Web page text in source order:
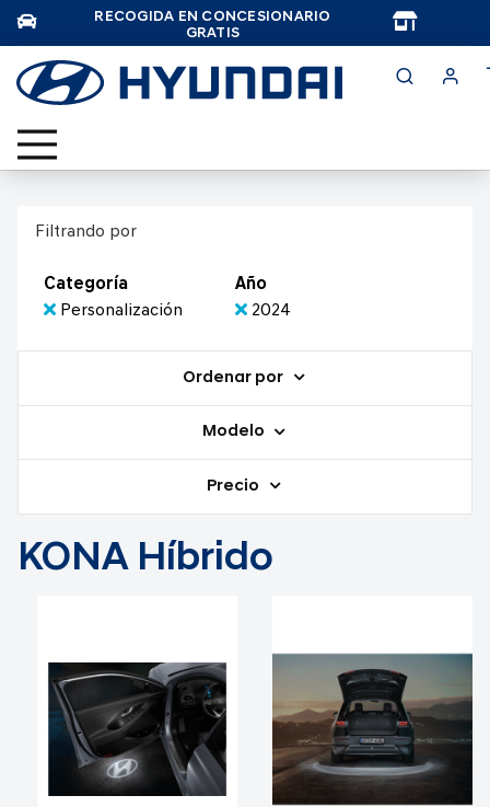
RECOGIDA EN CONCESIONARIO
GRATIS
Filtrando por
Categoría
Personalización
Año
2024
Ordenar por
Modelo
Precio
KONA Híbrido